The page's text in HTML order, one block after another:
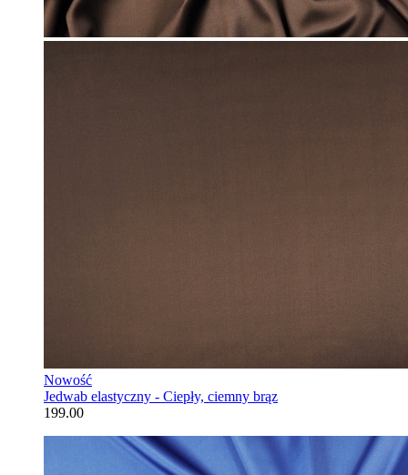
Nowość
Jedwab elastyczny - Ciepły, ciemny brąz
199.00